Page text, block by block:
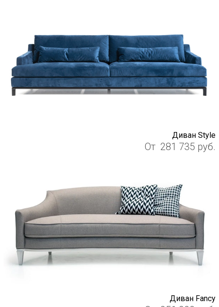
Диван Style
От 281 735 руб.
Диван Fancy